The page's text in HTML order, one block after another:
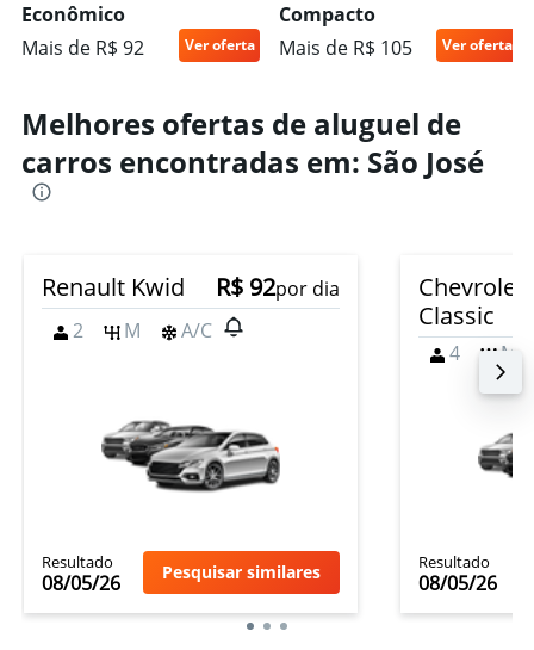
Econômico
Mais de R$ 92
Ver oferta
Compacto
Mais de R$ 105
Ver oferta
Melhores ofertas de aluguel de
carros encontradas em: São José
Renault Kwid R$ 92por dia
2
M A/C
Resultado
08/05/26 Pesquisar similares
Chevrolet
Classic
4 M
Resultado
08/05/26